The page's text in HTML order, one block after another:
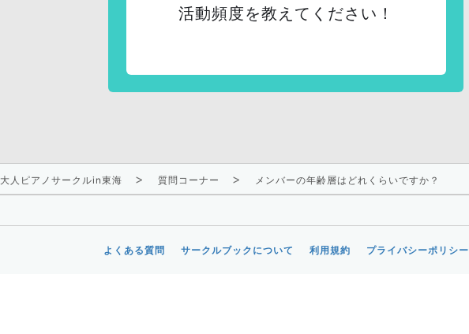
活動頻度を教えてください！
大人ピアノサークルin東海 質問コーナー メンバーの年齢層はどれくらいですか？
よくある質問 サークルブックについて 利用規約 プライバシーポリシー